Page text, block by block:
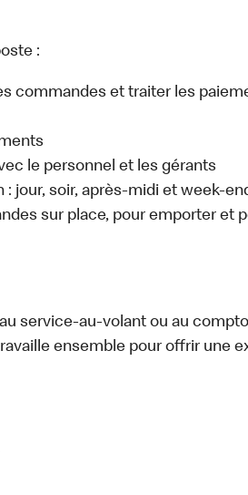
:
commandes et traiter les
le personnel et les gérants
jour, soir, après-midi et week-
sur place, pour emporter et
service-au-volant ou au
ensemble pour offrir une